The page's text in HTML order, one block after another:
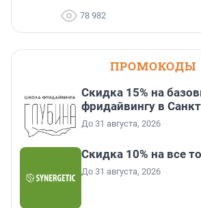
78 982
ПРОМОКОДЫ
Скидка 15% на
фридайвингу в
До 31 августа, 2026
Скидка 10% на все
До 31 августа, 2026